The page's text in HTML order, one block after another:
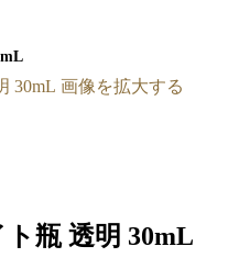
画像を拡大する
瓶 透明 30mL